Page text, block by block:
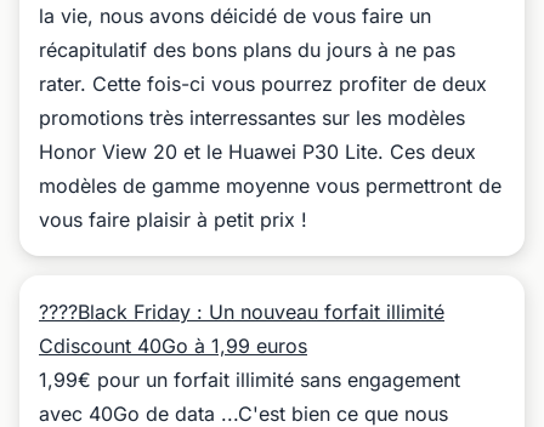
la vie, nous avons déicidé de vous faire un
récapitulatif des bons plans du jours à ne pas
rater. Cette fois-ci vous pourrez profiter de deux
promotions très interressantes sur les modèles
Honor View 20 et le Huawei P30 Lite. Ces deux
modèles de gamme moyenne vous permettront de
vous faire plaisir à petit prix !
????Black Friday : Un nouveau forfait illimité
Cdiscount 40Go à 1,99 euros
1,99€ pour un forfait illimité sans engagement
avec 40Go de data ...C'est bien ce que nous